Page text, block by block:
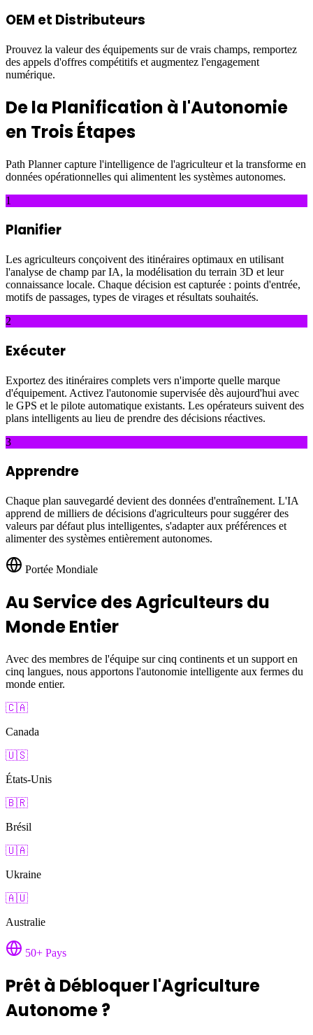
OEM et Distributeurs
Prouvez la valeur des équipements sur de vrais champs, remportez
des appels d'offres compétitifs et augmentez l'engagement
numérique.
De la Planification à l'Autonomie
en Trois Étapes
Path Planner capture l'intelligence de l'agriculteur et la transforme en
données opérationnelles qui alimentent les systèmes autonomes.
1
Planifier
Les agriculteurs conçoivent des itinéraires optimaux en utilisant
l'analyse de champ par IA, la modélisation du terrain 3D et leur
connaissance locale. Chaque décision est capturée : points d'entrée,
motifs de passages, types de virages et résultats souhaités.
2
Exécuter
Exportez des itinéraires complets vers n'importe quelle marque
d'équipement. Activez l'autonomie supervisée dès aujourd'hui avec
le GPS et le pilote automatique existants. Les opérateurs suivent des
plans intelligents au lieu de prendre des décisions réactives.
3
Apprendre
Chaque plan sauvegardé devient des données d'entraînement. L'IA
apprend de milliers de décisions d'agriculteurs pour suggérer des
valeurs par défaut plus intelligentes, s'adapter aux préférences et
alimenter des systèmes entièrement autonomes.
Portée Mondiale
Au Service des Agriculteurs du
Monde Entier
Avec des membres de l'équipe sur cinq continents et un support en
cinq langues, nous apportons l'autonomie intelligente aux fermes du
monde entier.
🇨🇦
Canada
🇺🇸
États-Unis
🇧🇷
Brésil
🇺🇦
Ukraine
🇦🇺
Australie
50+ Pays
Prêt à Débloquer l'Agriculture
Autonome ?